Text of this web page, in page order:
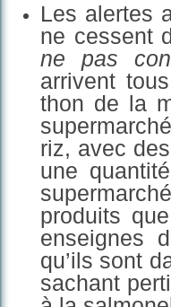
Les alertes
ne cessent
ne pas
arrivent
thon de la
riz, avec
une
supermarché
produits qu
enseignes
qu’ils sont
sachant